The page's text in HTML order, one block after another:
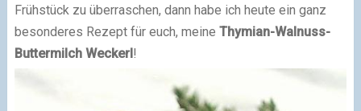
Frühstück zu überraschen, dann habe ich heute ein ganz
besonderes Rezept für euch, meine Thymian-Walnuss-
Buttermilch Weckerl!